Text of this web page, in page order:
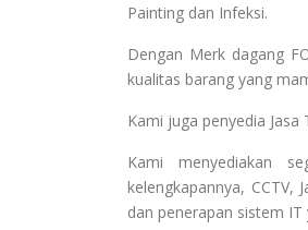
Painting dan Infeksi.
Dengan Merk dagang
kualitas barang yang
Kami juga penyedia
Kami menyediakan
kelengkapannya,
dan penerapan sistem